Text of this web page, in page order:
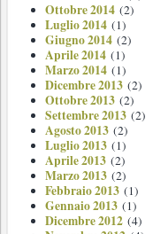
Ottobre 2014 (2)
Luglio 2014 (1)
Giugno 2014 (2)
Aprile 2014 (1)
Marzo 2014 (1)
Dicembre 2013 (2)
Ottobre 2013 (2)
Settembre 2013 (2)
Agosto 2013 (2)
Luglio 2013 (1)
Aprile 2013 (2)
Marzo 2013 (2)
Febbraio 2013 (1)
Gennaio 2013 (1)
Dicembre 2012 (4)